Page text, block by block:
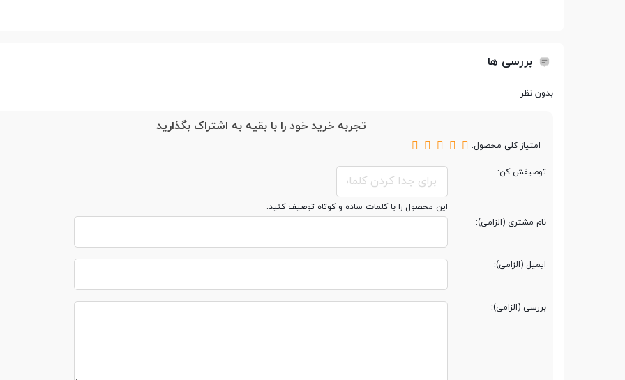
تعداد کلیدها
سایر مشخصات
دارای 11کلید قابل برنامه ریزی - دارای اپلیکیشن اختصاصی - سرعت ارتباط موس و سیستم 1000Hz
بررسی ها
بدون نظر
تجربه خرید خود را با بقیه به اشتراک بگذارید
امتیاز کلی محصول:
توصیفش کن:
این محصول را با کلمات ساده و کوتاه توصیف کنید.
نام مشتری (الزامی):
ایمیل (الزامی):
بررسی (الزامی):